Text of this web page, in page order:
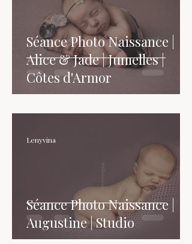
Séance Photo Naissance |
Alice & Jade | Jumelles |
Côtes d'Armor
Séance Photo Naissance |
Augustine | Studio
Lenyvina